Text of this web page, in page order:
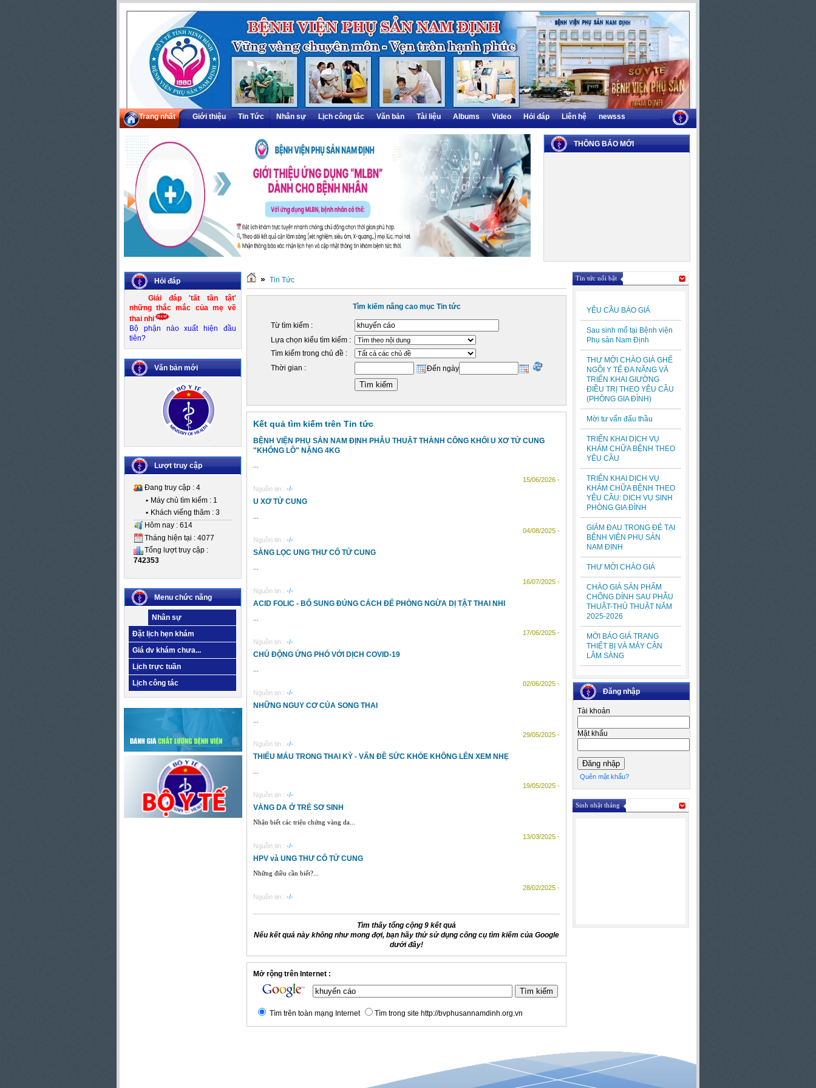
Trang nhất Giới thiệu Tin Tức Nhân sự Lịch công tác Văn bản Tài liệu Albums Video Hỏi đáp Liên hệ newsss
THÔNG BÁO MỚI
Hỏi đáp
Giải đáp 'tất tần tật'
những thắc mắc của mẹ về
thai nhi
Bộ phận nào xuất hiện đầu
tiên?
Văn bản mới
Số:Số 83/KH-UBND
Tên:(Kế hoạch thực hiện Đề án
Kiểm soát mất cân bằng giới
tính khi sinh giai đoạn 2016-
2020)
Ngày BH: (24/10/2016)
Lượt truy cập
Đang truy cập : 4
• Máy chủ tìm kiếm : 1
• Khách viếng thăm : 3
Hôm nay : 614
Tháng hiện tại : 4077
Tổng lượt truy cập :
742353
Menu chức năng
Nhân sự
Đặt lịch hẹn khám
Giá dv khám chưa...
Lịch trực tuần
Lịch công tác
» Tin Tức
Tìm kiếm nâng cao mục Tin tức
Từ tìm kiếm :
Lựa chọn kiểu tìm kiếm :
Tìm kiếm trong chủ đề :
Thời gian :
Đến ngày
Kết quả tìm kiếm trên Tin tức
BỆNH VIỆN PHỤ SẢN NAM ĐỊNH PHẪU THUẬT THÀNH CÔNG KHỐI U XƠ TỬ CUNG
"KHỔNG LỒ" NẶNG 4KG
15/06/2026 -
Nguồn tin : -/-
U XƠ TỬ CUNG
04/08/2025 -
Nguồn tin : -/-
SÀNG LỌC UNG THƯ CỔ TỬ CUNG
16/07/2025 -
Nguồn tin : -/-
ACID FOLIC - BỔ SUNG ĐÚNG CÁCH ĐỂ PHÒNG NGỪA DỊ TẬT THAI NHI
17/06/2025 -
Nguồn tin : -/-
CHỦ ĐỘNG ỨNG PHÓ VỚI DỊCH COVID-19
02/06/2025 -
Nguồn tin : -/-
NHỮNG NGUY CƠ CỦA SONG THAI
29/05/2025 -
Nguồn tin : -/-
THIẾU MÁU TRONG THAI KỲ - VẤN ĐỀ SỨC KHỎE KHÔNG LÊN XEM NHẸ
19/05/2025 -
Nguồn tin : -/-
VÀNG DA Ở TRẺ SƠ SINH
Nhận biết các triệu chứng vàng da...
13/03/2025 -
Nguồn tin : -/-
HPV và UNG THƯ CỔ TỬ CUNG
Những điều cần biết?...
28/02/2025 -
Nguồn tin : -/-
Tìm thấy tổng cộng 9 kết quả
Nếu kết quả này không như mong đợi, bạn hãy thử sử dụng công cụ tìm kiếm của Google
dưới đây!
Mở rộng trên Internet :
Tìm trên toàn mạng Internet Tìm trong site http://bvphusannamdinh.org.vn
Tin tức nổi bật
YÊU CẦU BÁO GIÁ
Sau sinh mổ tại Bệnh viện
Phụ sản Nam Định
THƯ MỜI CHÀO GIÁ GHẾ
NGỒI Y TẾ ĐA NĂNG VÀ
TRIỂN KHAI GIƯỜNG
ĐIỀU TRỊ THEO YÊU CẦU
(PHÒNG GIA ĐÌNH)
Mời tư vấn đấu thầu
TRIỂN KHAI DỊCH VỤ
KHÁM CHỮA BỆNH THEO
YÊU CẦU
TRIỂN KHAI DỊCH VỤ
KHÁM CHỮA BỆNH THEO
YÊU CẦU: DỊCH VỤ SINH
PHÒNG GIA ĐÌNH
GIẢM ĐAU TRONG ĐẺ TẠI
BỆNH VIỆN PHỤ SẢN
NAM ĐỊNH
THƯ MỜI CHÀO GIÁ
CHÀO GIÁ SẢN PHẨM
CHỐNG DÍNH SAU PHẪU
THUẬT-THỦ THUẬT NĂM
2025-2026
MỜI BÁO GIÁ TRANG
THIẾT BỊ VÀ MÁY CẬN
LÂM SÀNG
Đăng nhập
Tài khoản
Mật khẩu
Quên mật khẩu?
Sinh nhật tháng